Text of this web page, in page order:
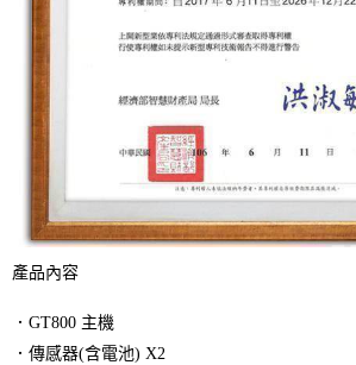
產品內容
．GT800 主機
．傳感器(含電池) X2